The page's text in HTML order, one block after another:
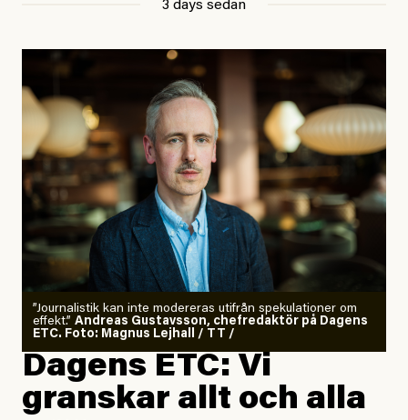
3 days sedan
”Journalistik kan inte modereras utifrån spekulationer om
effekt.” Andreas Gustavsson, chefredaktör på Dagens
ETC. Foto: Magnus Lejhall / TT /
Dagens ETC: Vi
granskar allt och alla